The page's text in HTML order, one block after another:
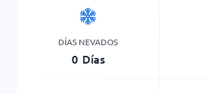
DÍAS NEVADOS
0 Días